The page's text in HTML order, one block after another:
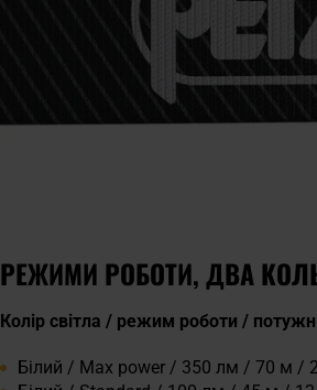
РЕЖИМИ РОБОТИ, ДВА
Колір світла / режим роботи /
Білий / Max power / 350 лм / 70 м /